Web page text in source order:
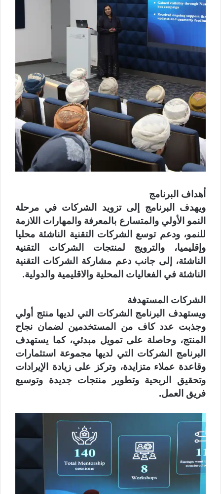
أهداف البرنامج
ويهدف البرنامج إلى تزويد الشركات في مرحلة
النمو الأولي والمتسارع بالمعرفة والمهارات اللازمة
للنمو، ودعم توسع الشركات التقنية الناشئة محليا
وإقليميا، والترويج لمنتجات الشركات التقنية
الناشئة، إلى جانب دعم مشاركة الشركات التقنية
الناشئة في الفعاليات المحلية والاقليمية والدولية.
الشركات المستهدفة
ويستهدف البرنامج الشركات التي لديها منتج أولي
وجذبت عدد كاف من المستخدمين لضمان نجاح
المنتج، وحاصلة على تمويل مبدئي، كما يستهدف
البرنامج الشركات التي لديها مجموعة استثمارات
وقاعدة عملاء متزايدة، وتركز على زيادة الإيرادات
وتحقيق الربحية وتطوير منتجات جديدة وتوسيع
فريق العمل.